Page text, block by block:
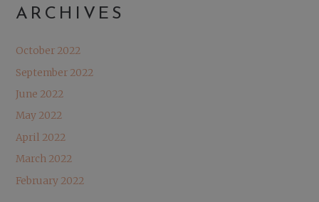
ARCHIVES
October 2022
September 2022
June 2022
May 2022
April 2022
March 2022
February 2022